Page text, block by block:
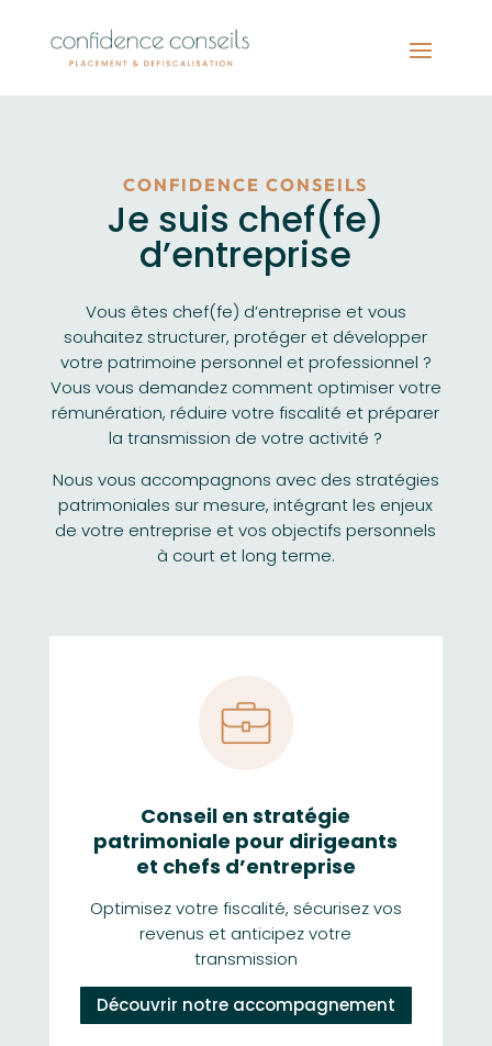
CONFIDENCE CONSEILS
Je suis chef(fe)
d’entreprise
Vous êtes chef(fe) d’entreprise et vous
souhaitez structurer, protéger et développer
votre patrimoine personnel et professionnel ?
Vous vous demandez comment optimiser votre
rémunération, réduire votre fiscalité et préparer
la transmission de votre activité ?
Nous vous accompagnons avec des stratégies
patrimoniales sur mesure, intégrant les enjeux
de votre entreprise et vos objectifs personnels
à court et long terme.
Conseil en stratégie
patrimoniale pour dirigeants
et chefs d’entreprise
Optimisez votre fiscalité, sécurisez vos
revenus et anticipez votre
transmission
Découvrir notre accompagnement